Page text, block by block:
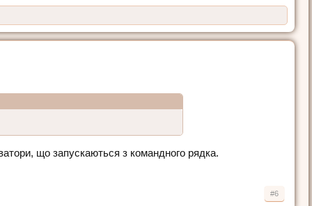
що запускаються з командного рядка.
#6